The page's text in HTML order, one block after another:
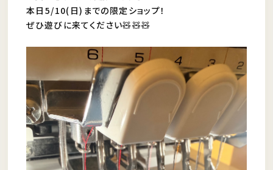
本日5/10(日)までの限定ショップ！
ぜひ遊びに来てください🧸🧸🧸